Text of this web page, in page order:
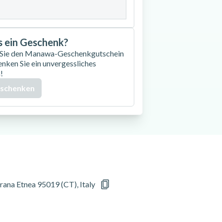
ein Geschenk?
den Manawa-Geschenkgutschein
Sie ein unvergessliches
Etnea 95019 (CT), Italy